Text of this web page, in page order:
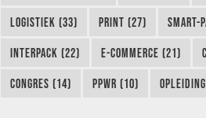
LOGISTIEK (33) PRINT (27) SMART-
INTERPACK (22) E-COMMERCE (21)
CONGRES (14) PPWR (10)